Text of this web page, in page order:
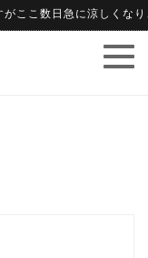
数日急に涼しくなり、